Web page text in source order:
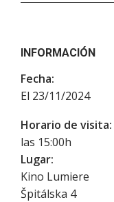
INFORMACIÓN
Fecha:
El 23/11/2024
Horario de visita:
las 15:00h
Lugar:
Kino Lumiere
Špitálska 4